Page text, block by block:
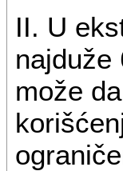
II. U
najduže
može